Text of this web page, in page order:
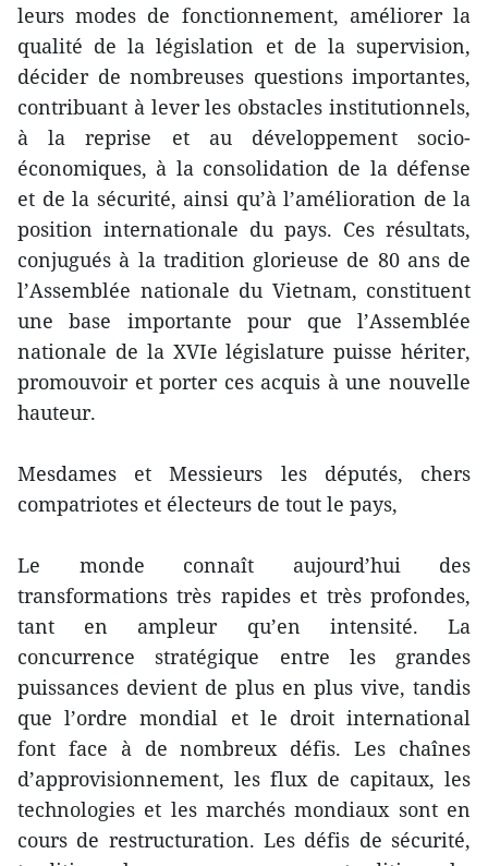
leurs modes de fonctionnement, améliorer la
qualité de la législation et de la supervision,
décider de nombreuses questions importantes,
contribuant à lever les obstacles institutionnels,
à la reprise et au développement socio-
économiques, à la consolidation de la défense
et de la sécurité, ainsi qu’à l’amélioration de la
position internationale du pays. Ces résultats,
conjugués à la tradition glorieuse de 80 ans de
l’Assemblée nationale du Vietnam, constituent
une base importante pour que l’Assemblée
nationale de la XVIe législature puisse hériter,
promouvoir et porter ces acquis à une nouvelle
hauteur.
Mesdames et Messieurs les députés, chers
compatriotes et électeurs de tout le pays,
Le monde connaît aujourd’hui des
transformations très rapides et très profondes,
tant en ampleur qu’en intensité. La
concurrence stratégique entre les grandes
puissances devient de plus en plus vive, tandis
que l’ordre mondial et le droit international
font face à de nombreux défis. Les chaînes
d’approvisionnement, les flux de capitaux, les
technologies et les marchés mondiaux sont en
cours de restructuration. Les défis de sécurité,